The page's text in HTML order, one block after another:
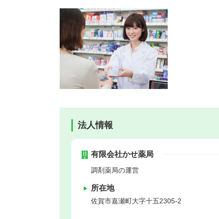
法人情報
有限会社かせ薬局
調剤薬局の運営
所在地
佐賀市嘉瀬町大字十五2305-2